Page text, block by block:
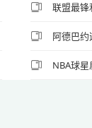
联盟最锋
阿德巴
NBA球